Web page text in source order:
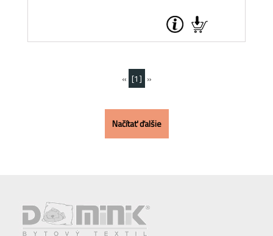
« [1] »
Načítať ďalšie